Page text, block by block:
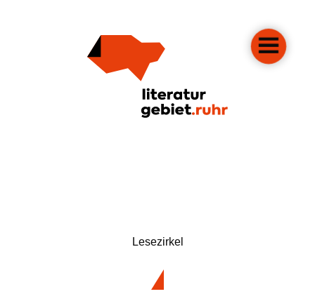
Lesezirkel